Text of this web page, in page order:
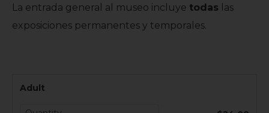
La entrada general al museo incluye todas las
exposiciones permanentes y temporales.
Adult